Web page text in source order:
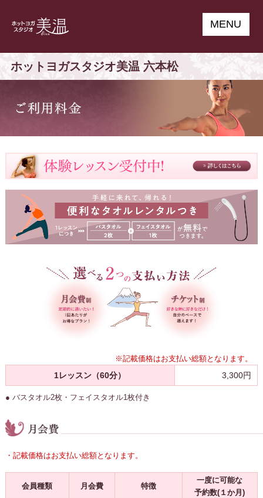
MENU
ホットヨガスタジオ美温 六本松
※記載価格はお支払い総額となります。
1レッスン（60分） 3,300円
● バスタオル2枚・フェイスタオル1枚付き
・記載価格はお支払い総額となります。
会員種類 月会費 特徴
一度に可能な
予約数(１か月)